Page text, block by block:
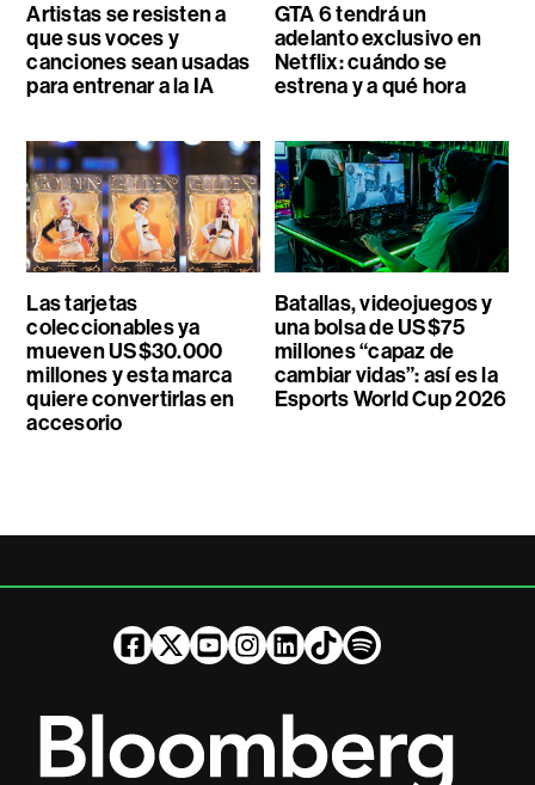
Artistas se resisten a
que sus voces y
canciones sean usadas
para entrenar a la IA
GTA 6 tendrá un
adelanto exclusivo en
Netflix: cuándo se
estrena y a qué hora
Las tarjetas
coleccionables ya
mueven US$30.000
millones y esta marca
quiere convertirlas en
accesorio
Batallas, videojuegos y
una bolsa de US$75
millones “capaz de
cambiar vidas”: así es la
Esports World Cup 2026